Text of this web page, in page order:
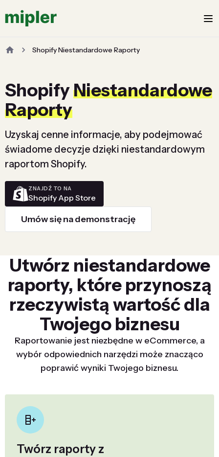
Shopify Niestandardowe Raporty
ShopifyNiestandardowe
Raporty
Uzyskaj cenne informacje, aby podejmować
świadome decyzje dzięki niestandardowym
raportom Shopify.
ZNAJDŹ TO NA
Shopify App Store
Umów się na demonstrację
Utwórz niestandardowe
raporty, które przynoszą
rzeczywistą wartość dla
Twojego biznesu
Raportowanie jest niezbędne w eCommerce, a
wybór odpowiednich narzędzi może znacząco
poprawić wyniki Twojego biznesu.
Twórz raporty z